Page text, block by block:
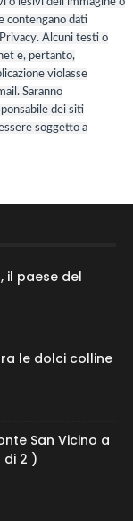
contengano dati
Alcuni testi o
e, pertanto,
violasse
Saranno
dei siti
soggetto a
il paese del
le dolci colline
San Vicino a
di 2 )